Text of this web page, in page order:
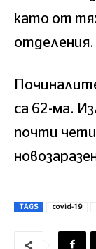
като от
отделения.
са 62-ма.
почти
TAGS covid-19